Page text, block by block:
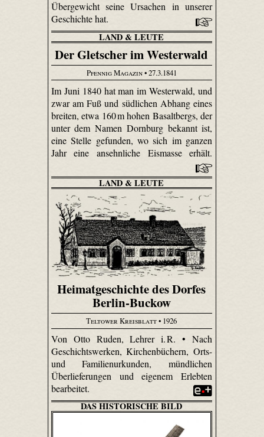
Übergewicht seine Ursachen in unserer
Geschichte hat.
LAND & LEUTE
Der Gletscher im Westerwald
Pfennig Magazin• 27.3.1841
Im Juni 1840 hat man im Westerwald, und
zwar am Fuß und südlichen Abhang eines
breiten, etwa 160 m hohen Basaltbergs, der
unter dem Namen Dornburg bekannt ist,
eine Stelle gefunden, wo sich im ganzen
Jahr eine ansehnliche Eismasse erhält.
LAND & LEUTE
Heimatgeschichte des Dorfes
Berlin-Buckow
Teltower Kreisblatt• 1926
Von Otto Ruden, Lehrer i. R. • Nach
Geschichtswerken, Kirchenbüchern, Orts-
und Familienurkunden, mündlichen
Überlieferungen und eigenem Erlebten
bearbeitet.
DAS HISTORISCHE BILD